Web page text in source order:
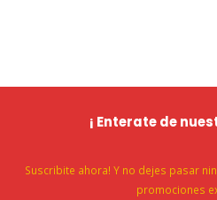
¡ Enterate de
Suscribite ahora! Y no dejes pasar
promociones